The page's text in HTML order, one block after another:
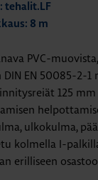
tehalit.LF
8 m
PVC-
EN 50085-2-1
125
ulkokulma,
kolmella I-
erilliseen